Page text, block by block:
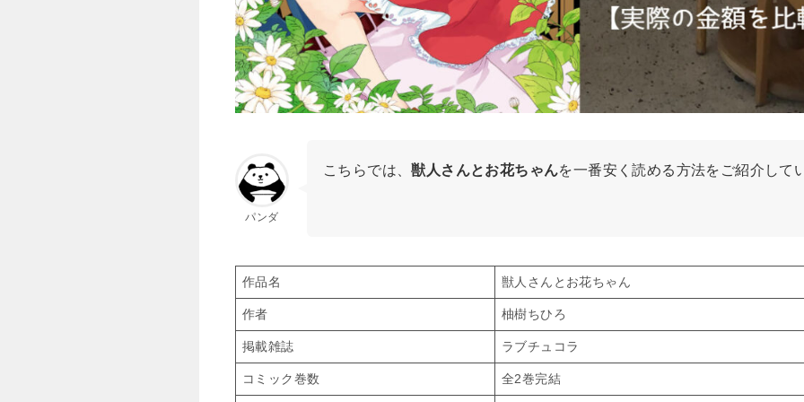
パンダ
こちらでは、獣人さんとお花ちゃんを一番安く読める方法をご紹介して
作品名 獣人さんとお花ちゃん
作者 柚樹ちひろ
掲載雑誌 ラブチュコラ
コミック巻数 全2巻完結